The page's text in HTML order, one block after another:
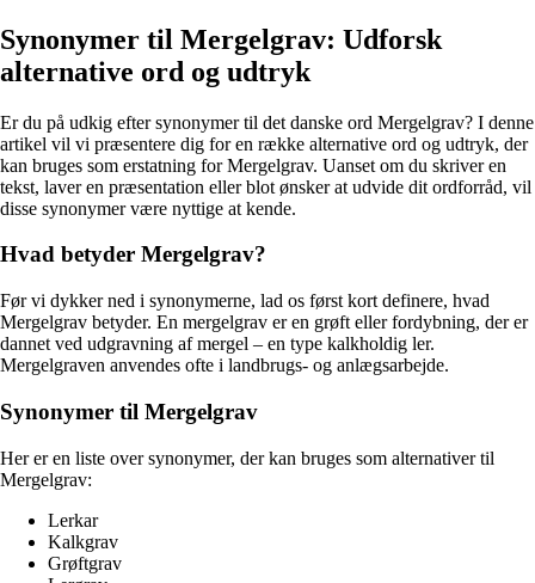
Synonymer til Mergelgrav: Udforsk
alternative ord og udtryk
Er du på udkig efter synonymer til det danske ord Mergelgrav? I denne
artikel vil vi præsentere dig for en række alternative ord og udtryk, der
kan bruges som erstatning for Mergelgrav. Uanset om du skriver en
tekst, laver en præsentation eller blot ønsker at udvide dit ordforråd, vil
disse synonymer være nyttige at kende.
Hvad betyder Mergelgrav?
Før vi dykker ned i synonymerne, lad os først kort definere, hvad
Mergelgrav betyder. En mergelgrav er en grøft eller fordybning, der er
dannet ved udgravning af mergel – en type kalkholdig ler.
Mergelgraven anvendes ofte i landbrugs- og anlægsarbejde.
Synonymer til Mergelgrav
Her er en liste over synonymer, der kan bruges som alternativer til
Mergelgrav:
Lerkar
Kalkgrav
Grøftgrav